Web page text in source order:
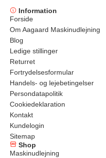
Information
Forside
Om Aagaard Maskinudlejning
Blog
Ledige stillinger
Returret
Fortrydelsesformular
Handels- og lejebetingelser
Persondatapolitik
Cookiedeklaration
Kontakt
Kundelogin
Sitemap
Shop
Maskinudlejning